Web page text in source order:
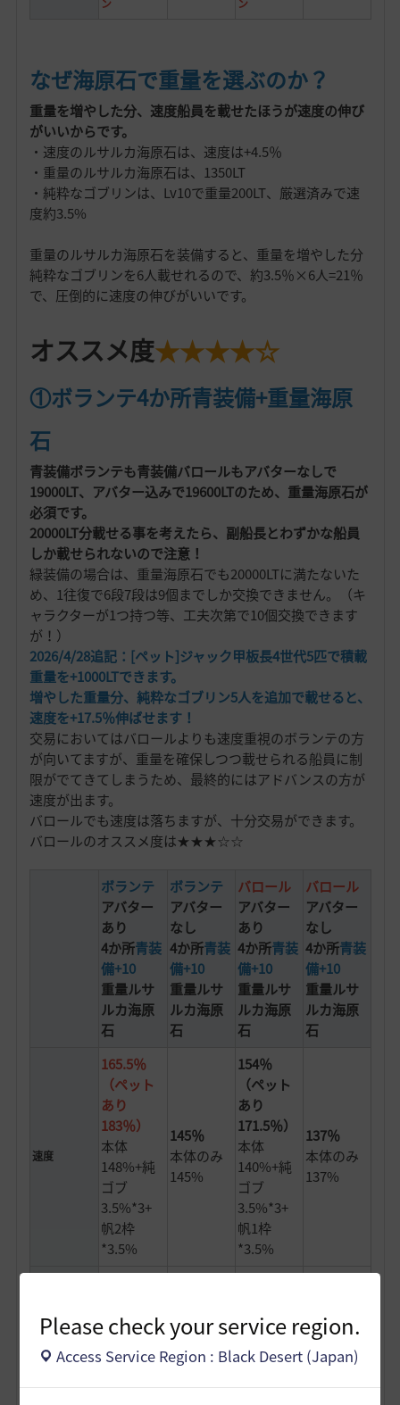
Please check your service region.
Access Service Region : Black Desert (Japan)
ン ン
なぜ海原石で重量を選ぶのか？
重量を増やした分、速度船員を載せたほうが速度の伸び
がいいからです。
・速度のルサルカ海原石は、速度は+4.5％
・重量のルサルカ海原石は、1350LT
・純粋なゴブリンは、Lv10で重量200LT、厳選済みで速
度約3.5%
重量のルサルカ海原石を装備すると、重量を増やした分
純粋なゴブリンを6人載せれるので、約3.5％×6人=21％
で、圧倒的に速度の伸びがいいです。
オススメ度★★★★☆
①ボランテ4か所青装備+重量海原
石
青装備ボランテも青装備バロールもアバターなしで
19000LT、アバター込みで19600LTのため、重量海原石が
必須です。
20000LT分載せる事を考えたら、副船長とわずかな船員
しか載せられないので注意！
緑装備の場合は、重量海原石でも20000LTに満たないた
め、1往復で6段7段は9個までしか交換できません。（キ
ャラクターが1つ持つ等、工夫次第で10個交換できます
が！）
2026/4/28追記：[ペット]ジャック甲板長4世代5匹で積載
重量を+1000LTできます。
増やした重量分、純粋なゴブリン5人を追加で載せると、
速度を+17.5％伸ばせます！
交易においてはバロールよりも速度重視のボランテの方
が向いてますが、重量を確保しつつ載せられる船員に制
限がでてきてしまうため、最終的にはアドバンスの方が
速度が出ます。
バロールでも速度は落ちますが、十分交易ができます。
バロールのオススメ度は★★★☆☆
ボランテ
アバター
あり
4か所青装
備+10
重量ルサ
ルカ海原
石
ボランテ
アバター
なし
4か所青装
備+10
重量ルサ
ルカ海原
石
バロール
アバター
あり
4か所青装
備+10
重量ルサ
ルカ海原
石
バロール
アバター
なし
4か所青装
備+10
重量ルサ
ルカ海原
石
速度
165.5％
（ペット
あり
183％）
本体
148%+純
ゴブ
3.5%*3+
帆2枠
*3.5%
145％
本体のみ
145%
154％
（ペット
あり
171.5％）
本体
140%+純
ゴブ
3.5%*3+
帆1枠
*3.5%
137％
本体のみ
137%
積載重量
19600+海
純ゴブ
200*3-副
19000+海
原石1350-
19600+海
純ゴブ
200*3-副
本体
19000+海
原石1350-